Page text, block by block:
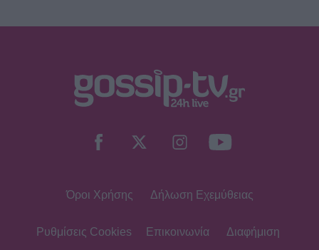
Όροι Χρήσης Δήλωση Εχεμύθειας
Ρυθμίσεις Cookies Επικοινωνία Διαφήμιση